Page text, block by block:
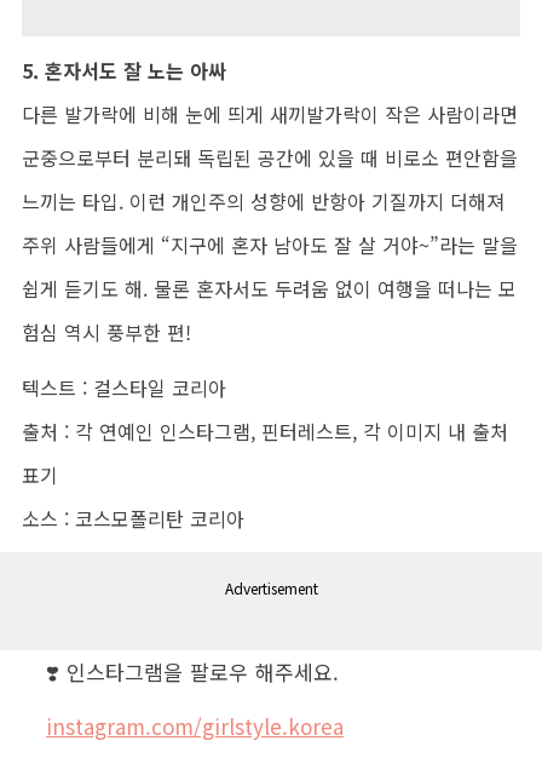
5. 혼자서도 잘 노는 아싸
다른 발가락에 비해 눈에 띄게 새끼발가락이 작은 사람이라면
군중으로부터 분리돼 독립된 공간에 있을 때 비로소 편안함을
느끼는 타입. 이런 개인주의 성향에 반항아 기질까지 더해져
주위 사람들에게 “지구에 혼자 남아도 잘 살 거야~”라는 말을
쉽게 듣기도 해. 물론 혼자서도 두려움 없이 여행을 떠나는 모
험심 역시 풍부한 편!
텍스트 : 걸스타일 코리아
출처 : 각 연예인 인스타그램, 핀터레스트, 각 이미지 내 출처
표기
소스 : 코스모폴리탄 코리아
Advertisement
❣️ 인스타그램을 팔로우 해주세요.
instagram.com/girlstyle.korea